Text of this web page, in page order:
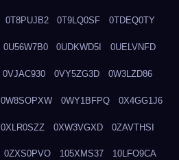
0T8PUJB2 0T9LQ0SF 0TDEQ0TY
0U56W7B0 0UDKWD5I 0UELVNFD
0VJAC930 0VY5ZG3D 0W3LZD86
0W8SOPXW 0WY1BFPQ 0X4GG1J6
0XLR0SZZ 0XW3VGXD 0ZAVTHSI
0ZXS0PVO 105XMS37 10LFO9CA